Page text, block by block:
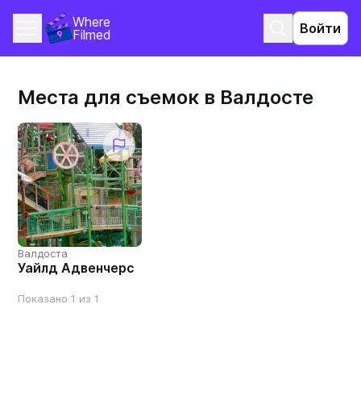
Where
Filmed
Войти
Места для съемок в Валдосте
Валдоста
Уайлд Адвенчерс
Показано 1 из 1